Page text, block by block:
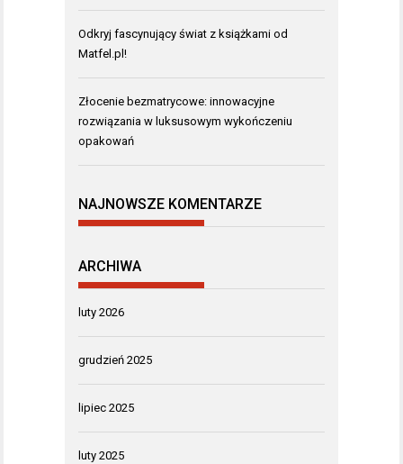
Odkryj fascynujący świat z książkami od
Matfel.pl!
Złocenie bezmatrycowe: innowacyjne
rozwiązania w luksusowym wykończeniu
opakowań
NAJNOWSZE KOMENTARZE
ARCHIWA
luty 2026
grudzień 2025
lipiec 2025
luty 2025